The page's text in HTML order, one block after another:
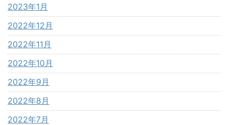
2023年1月
2022年12月
2022年11月
2022年10月
2022年9月
2022年8月
2022年7月